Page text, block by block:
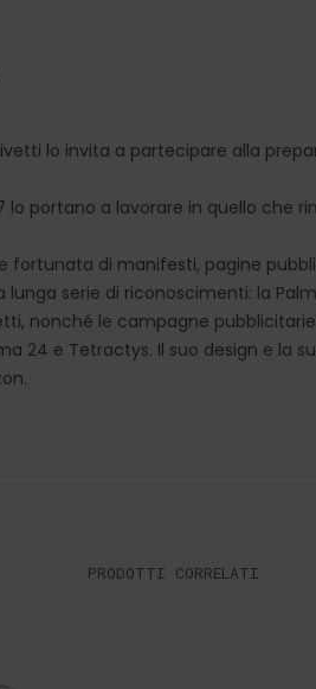
lo invita a partecipare alla
lo portano a lavorare in quello che
di manifesti, pagine
serie di riconoscimenti: la
nonché le campagne
24 e Tetractys. Il suo design e
PRODOTTI CORRELATI